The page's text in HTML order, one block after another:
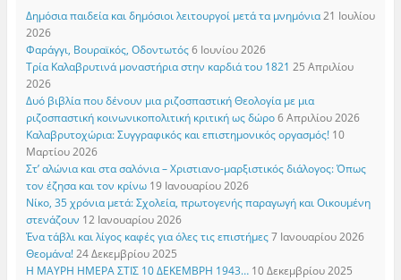
Δημόσια παιδεία και δημόσιοι λειτουργοί μετά τα μνημόνια 21 Ιουλίου
2026
Φαράγγι, Βουραϊκός, Οδοντωτός 6 Ιουνίου 2026
Τρία Καλαβρυτινά μοναστήρια στην καρδιά του 1821 25 Απριλίου
2026
Δυό βιβλία που δένουν μια ριζοσπαστική Θεολογία με μια
ριζοσπαστική κοινωνικοπολιτική κριτική ως δώρο 6 Απριλίου 2026
Καλαβρυτοχώρια: Συγγραφικός και επιστημονικός οργασμός! 10
Μαρτίου 2026
Στ’ αλώνια και στα σαλόνια – Χριστιανο-μαρξιστικός διάλογος: Όπως
τον έζησα και τον κρίνω 19 Ιανουαρίου 2026
Νίκο, 35 χρόνια μετά: Σχολεία, πρωτογενής παραγωγή και Οικουμένη
στενάζουν 12 Ιανουαρίου 2026
Ένα τάβλι και λίγος καφές για όλες τις επιστήμες 7 Ιανουαρίου 2026
Θεομάνα! 24 Δεκεμβρίου 2025
Η ΜΑΥΡΗ ΗΜΕΡΑ ΣΤΙΣ 10 ΔΕΚΕΜΒΡΗ 1943… 10 Δεκεμβρίου 2025